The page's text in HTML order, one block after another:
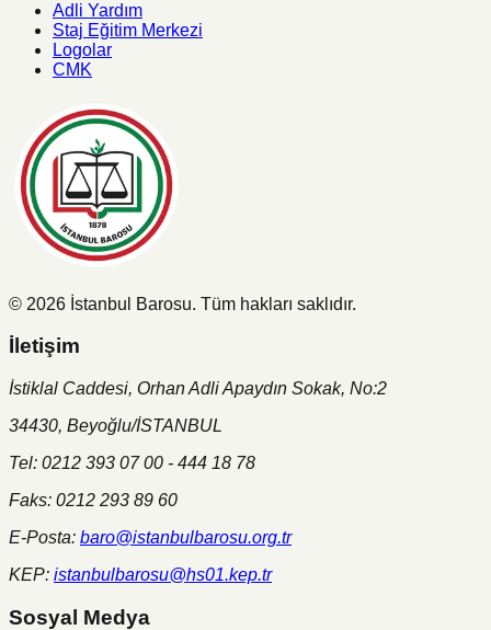
Adli Yardım
Staj Eğitim Merkezi
Logolar
CMK
© 2026 İstanbul Barosu. Tüm hakları saklıdır.
İletişim
İstiklal Caddesi, Orhan Adli Apaydın Sokak, No:2
34430, Beyoğlu/İSTANBUL
Tel: 0212 393 07 00 - 444 18 78
Faks: 0212 293 89 60
E-Posta: baro@istanbulbarosu.org.tr
KEP: istanbulbarosu@hs01.kep.tr
Sosyal Medya